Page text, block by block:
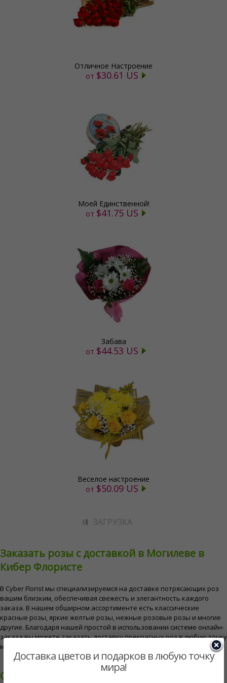
Отличное Настроение
от $30.61 US
Моей Единственной!
от $41.75 US
Забава
от $44.53 US
Веселое настроение
от $50.09 US
ЗАГРУЗКА
Заказать розы с доставкой в Могилеве в ​​
Кибер Флористе
В Cyber ​​Florist мы специализируемся на доставке потрясающих роз
вашим близким, обеспечивая свежесть и элегантность каждого
заказа. В нашем обширном ассортименте есть классические
красные розы, яркие желтые розы, нежные розовые розы и многие
другие. Благодаря нашей простой в использовании системе онлайн-
заказа вы можете заказать доставку прекрасных роз в любую точку
мира, что сделает особые случаи еще более запоминающимися.
Случаи, идеальные для роз в Могилеве
Доставка цветов и подарков в любую точку
мира!